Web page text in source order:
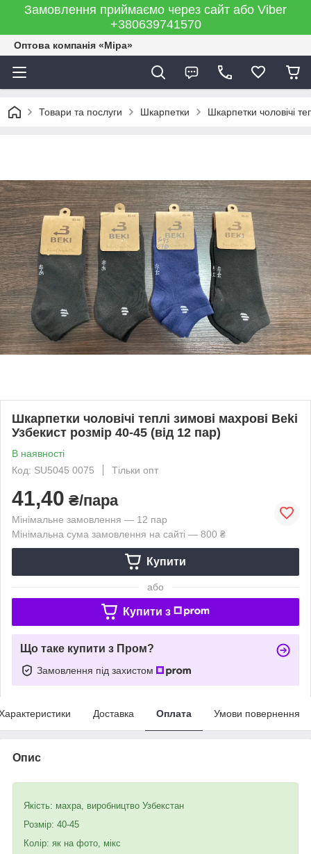
Замовлення приймаємо через сайт або Viber
+380639741570
Оптова компанія «Міра»
Товари та послуги Шкарпетки Шкарпетки чоловічі
Шкарпетки чоловічі теплі зимові махрові Beki
Узбекист розмір 40-45 (від 12 пар)
В наявності
Код: SU5045 0075
Тільки опт
41,40 ₴/пара
Мінімальне замовлення — 12 пар
Мінімальна сума замовлення на сайті — 800 ₴
Купити
або
Купити з
Що таке купити з Пром?
Замовлення під захистом
Доставка Оплата Умови повернення
Опис
Якість: махра, виробництво Узбекстан
Розмір: 40-45
Колір: як на фото, мікс